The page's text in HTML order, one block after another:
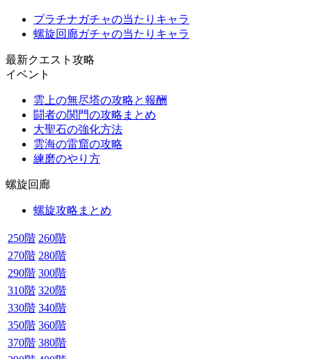
プラチナガチャの当たりキャラ
螺旋回廊ガチャの当たりキャラ
最新クエスト攻略
イベント
雲上の無尽塔の攻略と報酬
闘者の関門の攻略まとめ
大聖石の強化方法
雲海の雷窟の攻略
練磨のやり方
螺旋回廊
螺旋攻略まとめ
250階 260階
270階 280階
290階 300階
310階 320階
330階 340階
350階 360階
370階 380階